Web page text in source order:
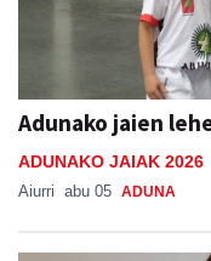
Adunako jaien
ADUNAKO JAIAK 2026
Aiurri abu 05 ADUNA